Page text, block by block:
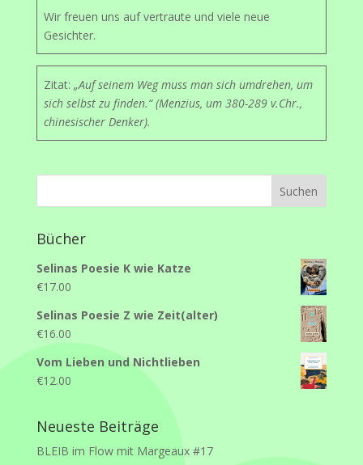
Wir freuen uns auf vertraute und viele neue
Gesichter.
Zitat: „Auf seinem Weg muss man sich umdrehen, um
sich selbst zu finden.“ (Menzius, um 380-289 v.Chr.,
chinesischer Denker).
Bücher
Selinas Poesie K wie Katze
€17.00
Selinas Poesie Z wie Zeit(alter)
€16.00
Vom Lieben und Nichtlieben
€12.00
Neueste Beiträge
BLEIB im Flow mit Margeaux #17